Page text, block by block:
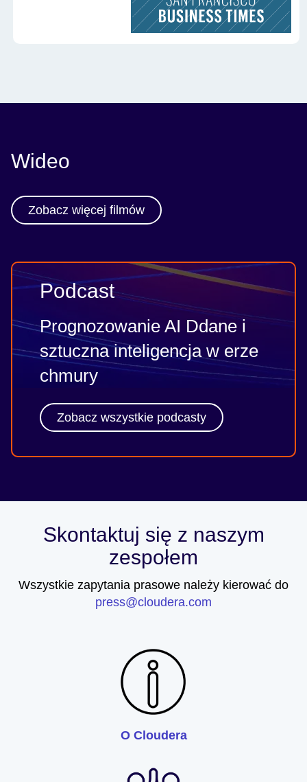
Wideo
Zobacz więcej filmów
Podcast
Prognozowanie AI Ddane i
sztuczna inteligencja w erze
chmury
Zobacz wszystkie podcasty
Skontaktuj się z naszym
zespołem
Wszystkie zapytania prasowe należy kierować do
press@cloudera.com
O Cloudera